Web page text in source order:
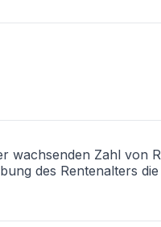
wachsenden Zahl von
des Rentenalters